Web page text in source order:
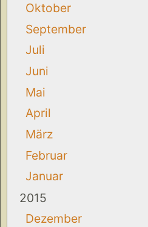
Oktober
September
Juli
Juni
Mai
April
März
Februar
Januar
2015
Dezember